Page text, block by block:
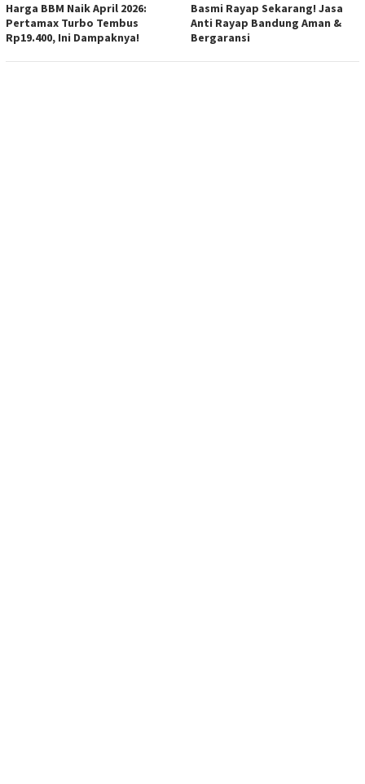
Harga BBM Naik April 2026:
Pertamax Turbo Tembus
Rp19.400, Ini Dampaknya!
Basmi Rayap Sekarang! Jasa
Anti Rayap Bandung Aman &
Bergaransi